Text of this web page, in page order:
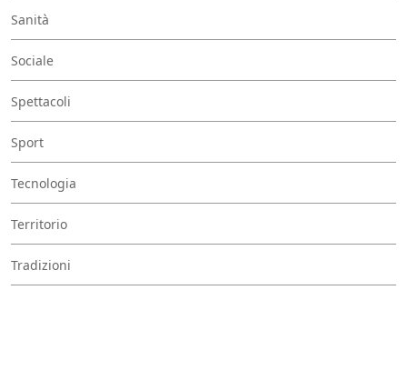
Sanità
Sociale
Spettacoli
Sport
Tecnologia
Territorio
Tradizioni